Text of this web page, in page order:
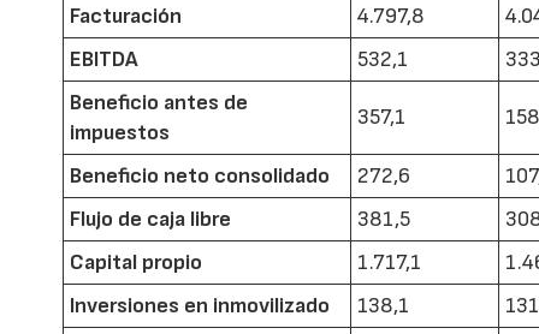
Facturación
4.797,8
EBITDA
532,1
Beneficio antes de
impuestos
357,1
Beneficio neto consolidado 272,6
Flujo de caja libre
381,5
Capital propio
1.717,1
Inversiones en inmovilizado
138,1